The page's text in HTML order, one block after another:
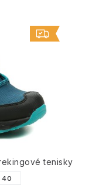
tenisky
40